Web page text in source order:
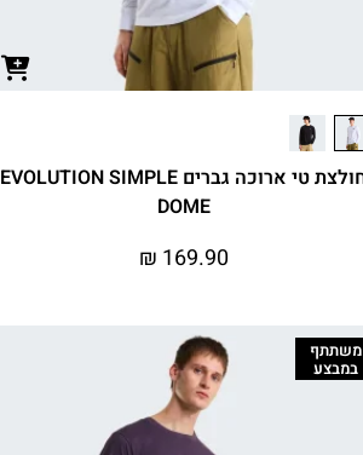
חולצת טי ארוכה גברים EVOLUTION SIMPLE
DOME
₪ 169.90
משתתף
במבצע